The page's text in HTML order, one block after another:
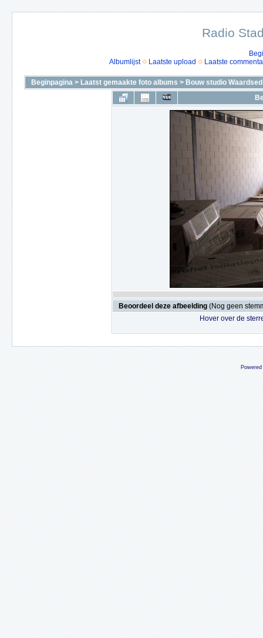
Radio
Albumlijst
Laatste upload Laatste
Beginpagina > Laatst gemaakte foto albums > Bouw studio
Beoordeel deze afbeelding (Nog geen
Hover over de